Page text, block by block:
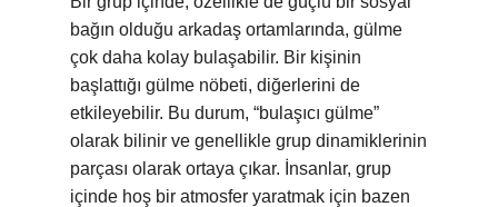
bağın olduğu arkadaş ortamlarında, gülme
çok daha kolay bulaşabilir. Bir kişinin
başlattığı gülme nöbeti, diğerlerini de
etkileyebilir. Bu durum, “bulaşıcı gülme”
olarak bilinir ve genellikle grup dinamiklerinin
parçası olarak ortaya çıkar. İnsanlar, grup
içinde hoş bir atmosfer yaratmak için bazen